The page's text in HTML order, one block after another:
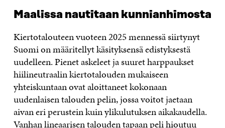
Maalissa nautitaan kunnianhimosta
Kiertotalouteen vuoteen 2025 mennessä siirtynyt
Suomi on määritellyt käsityksensä edistyksestä
uudelleen. Pienet askeleet ja suuret harppaukset
hiilineutraalin kiertotalouden mukaiseen
yhteiskuntaan ovat aloittaneet kokonaan
uudenlaisen talouden pelin, jossa voitot jaetaan
aivan eri perustein kuin ylikulutuksen aikakaudella.
Vanhan lineaarisen talouden tapaan peli hioutuu